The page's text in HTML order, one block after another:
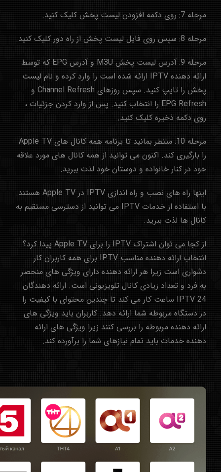
مرحله 7: روی دکمه افزودن لیست پخش کلیک کنید.
مرحله 8: سپس روی فایل لیست پخش از راه دور کلیک کنید.
مرحله 9: آدرس لیست پخش M3U و آدرس EPG که توسط
ارائه دهنده IPTV ارائه شده است را وارد کرده و نام لیست
پخش را تایپ کنید. سپس روزهای Channel Refresh و
EPG Refresh را انتخاب کنید. پس از وارد کردن جزئیات ،
روی دکمه ذخیره کلیک کنید.
مرحله 10: منتظر بمانید تا برنامه همه کانال های Apple TV
را بارگیری کند. اکنون می توانید از همه کانال های مورد علاقه
خود در کنار خانواده و دوستان خود لذت ببرید.
اینها راه های نصب و راه اندازی IPTV در Apple TV هستند.
با استفاده از خدمات IPTV می توانید از دسترسی مستقیم به
کانال ها لذت ببرید.
از کجا می توان اشتراک IPTV را برای Apple TV پیدا کرد؟
انتخاب ارائه دهنده مناسب IPTV برای همه کاربران کار
دشواری است زیرا هر ارائه دهنده دارای ویژگی های منحصر
به فرد و تعداد زیادی کانال تلویزیونی است. ارائه دهندگان
IPTV 24 ساعت کار می کند تا چندین محتوای با کیفیت را
در دستگاه مربوطه شما ارائه دهد. کاربران باید ویژگی های
ارائه دهنده مربوطه را بررسی کنند زیرا ویژگی های ارائه
دهنده خدمات باید تمام نیازهای شما را برآورده کند.